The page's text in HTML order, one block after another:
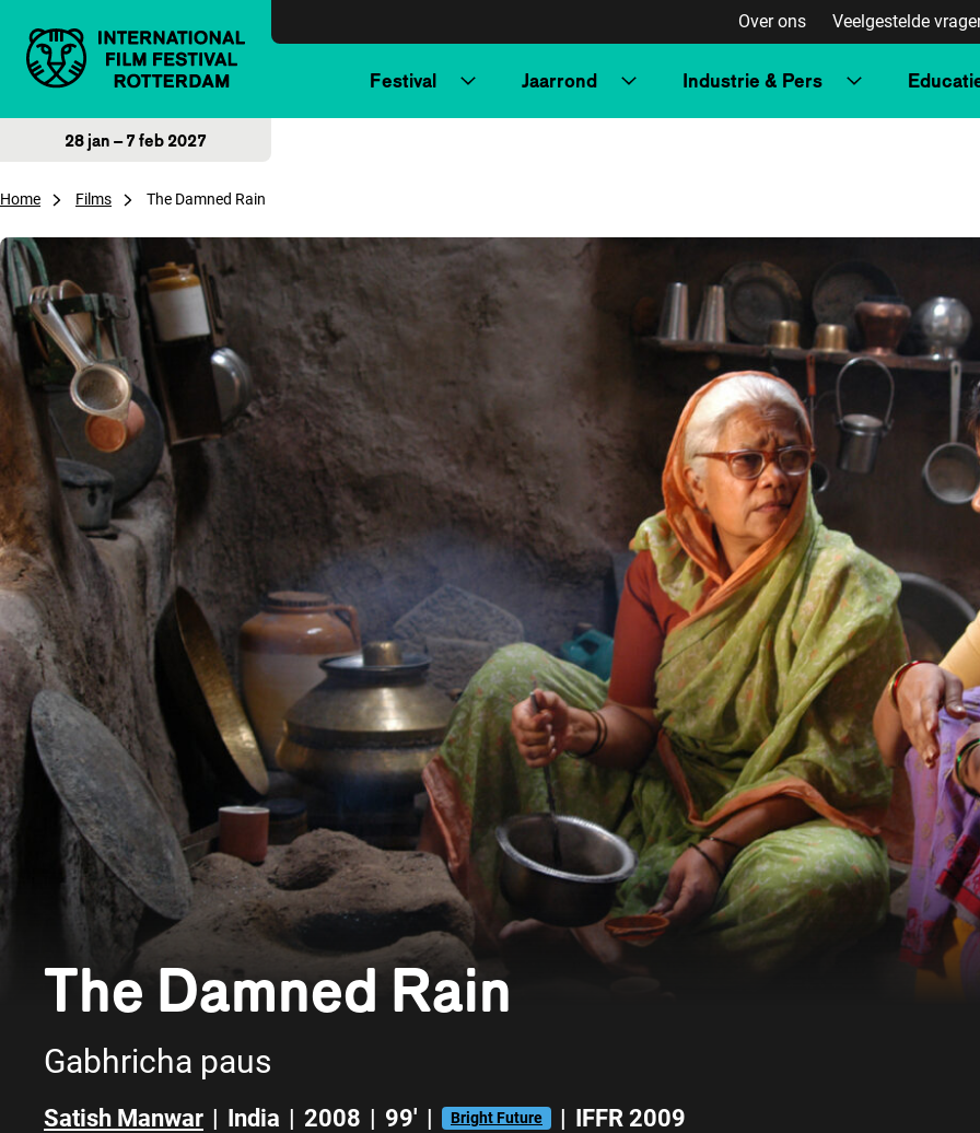
Over ons Veelgestelde
Festival Jaarrond Industrie & Pers
28 jan – 7 feb 2027
Home Films The Damned Rain
The Damned Rain
Gabhricha paus
Satish Manwar | India | 2008 | 99' | Bright Future | IFFR 2009